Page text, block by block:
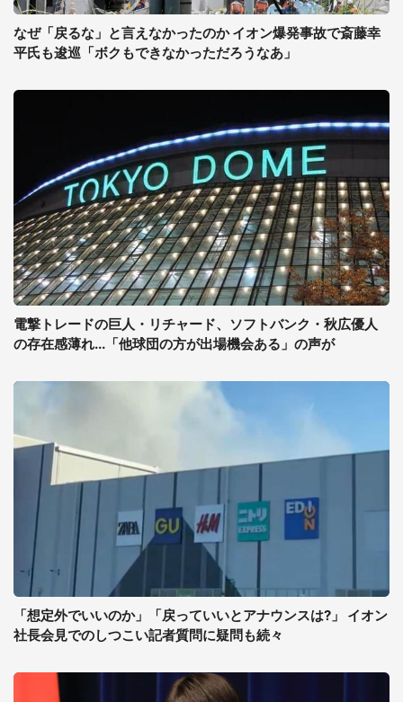
なぜ「戻るな」と言えなかったのか イオン爆発事故で斎藤幸
平氏も逡巡「ボクもできなかっただろうなあ」
電撃トレードの巨人・リチャード、ソフトバンク・秋広優人
の存在感薄れ...「他球団の方が出場機会ある」の声が
「想定外でいいのか」「戻っていいとアナウンスは?」 イオン
社長会見でのしつこい記者質問に疑問も続々